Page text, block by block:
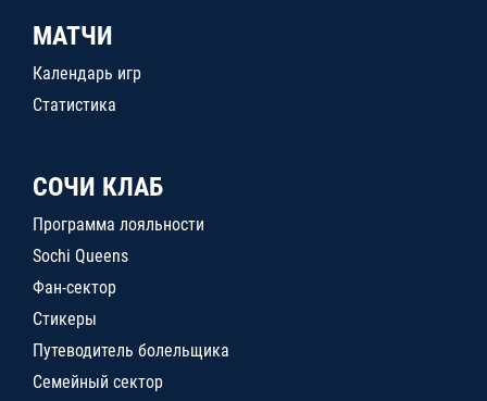
МАТЧИ
Календарь игр
Статистика
СОЧИ КЛАБ
Программа лояльности
Sochi Queens
Фан-сектор
Стикеры
Путеводитель болельщика
Семейный сектор